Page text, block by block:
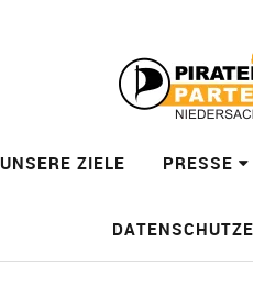
UNSERE ZIELE PRESSE